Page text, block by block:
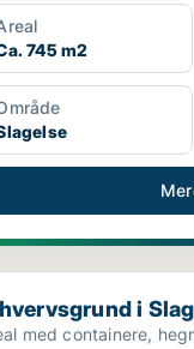
745 m2
i Slagelse
i
med containere,